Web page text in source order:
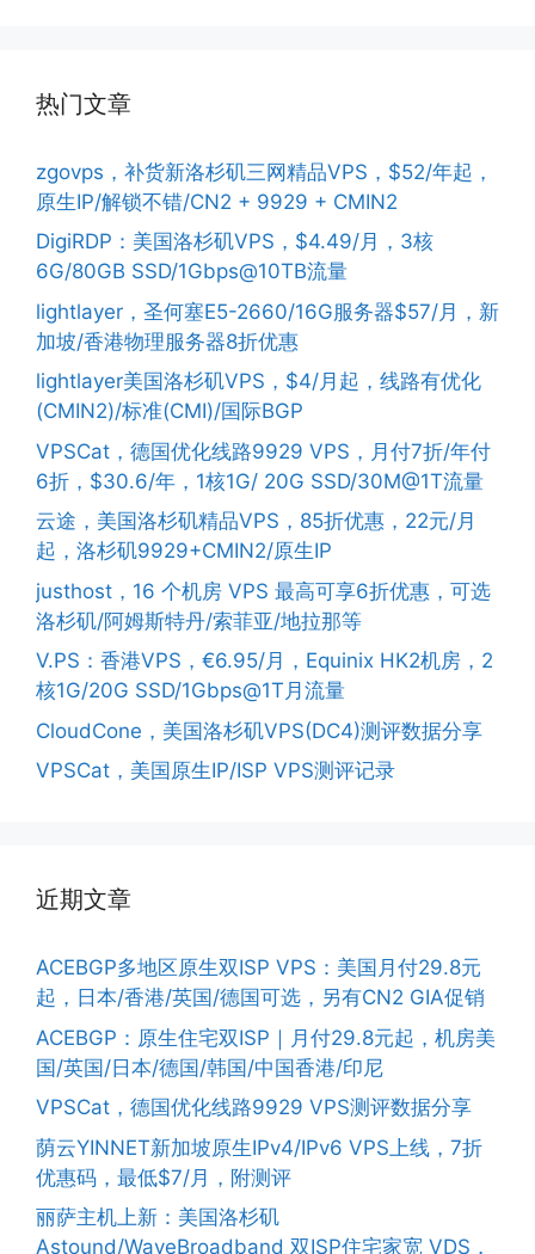
热门文章
zgovps，补货新洛杉矶三网精品VPS，$52/年起，
原生IP/解锁不错/CN2 + 9929 + CMIN2
DigiRDP：美国洛杉矶VPS，$4.49/月，3核
6G/80GB SSD/1Gbps@10TB流量
lightlayer，圣何塞E5-2660/16G服务器$57/月，新
加坡/香港物理服务器8折优惠
lightlayer美国洛杉矶VPS，$4/月起，线路有优化
(CMIN2)/标准(CMI)/国际BGP
VPSCat，德国优化线路9929 VPS，月付7折/年付
6折，$30.6/年，1核1G/ 20G SSD/30M@1T流量
云途，美国洛杉矶精品VPS，85折优惠，22元/月
起，洛杉矶9929+CMIN2/原生IP
justhost，16 个机房 VPS 最高可享6折优惠，可选
洛杉矶/阿姆斯特丹/索菲亚/地拉那等
V.PS：香港VPS，€6.95/月，Equinix HK2机房，2
核1G/20G SSD/1Gbps@1T月流量
CloudCone，美国洛杉矶VPS(DC4)测评数据分享
VPSCat，美国原生IP/ISP VPS测评记录
近期文章
ACEBGP多地区原生双ISP VPS：美国月付29.8元
起，日本/香港/英国/德国可选，另有CN2 GIA促销
ACEBGP：原生住宅双ISP｜月付29.8元起，机房美
国/英国/日本/德国/韩国/中国香港/印尼
VPSCat，德国优化线路9929 VPS测评数据分享
荫云YINNET新加坡原生IPv4/IPv6 VPS上线，7折
优惠码，最低$7/月，附测评
丽萨主机上新：美国洛杉矶
Astound/WaveBroadband 双ISP住宅家宽 VDS，